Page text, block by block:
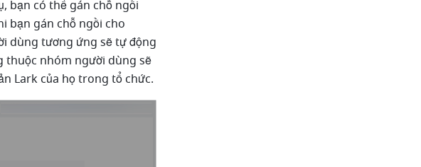
bạn có thể gán chỗ ngồi
bạn gán chỗ ngồi cho
dùng tương ứng sẽ tự động
thuộc nhóm người dùng sẽ
Lark của họ trong tổ chức.